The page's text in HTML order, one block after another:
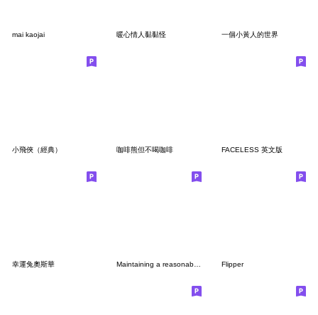
mai kaojai 暖心情人黏黏怪 一個小黃人的世界
小飛俠（經典） 咖啡熊但不喝咖啡 FACELESS 英文版
幸運兔奧斯華 Flipper